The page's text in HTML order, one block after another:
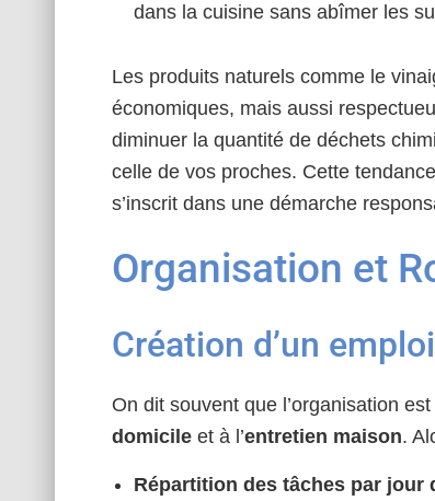
dans la cuisine sans abîmer les
Les produits naturels comme le
économiques, mais aussi
diminuer la quantité de déchets
celle de vos proches. Cette
s’inscrit dans une démarche
Organisation et
Création d’un
On dit souvent que l’organisation
domicile et à l’entretien maison.
Répartition des tâches par jour